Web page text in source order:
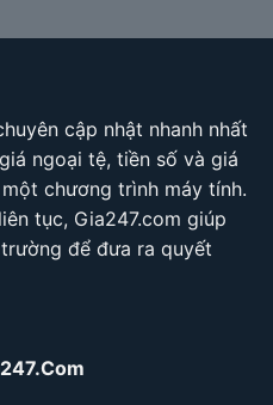
cập nhật nhanh nhất
ngoại tệ, tiền số và giá
chương trình máy tính.
tục, Gia247.com giúp
để đưa ra quyết